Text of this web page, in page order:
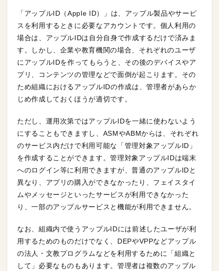
「アップルID（Apple ID）」は、アップル製品やサービ
スを利用するときに必要なアカウントです。個人利用の
場合は、アップルIDは自分自身で作成するだけで済みま
す。しかし、企業や教育機関の場合、それぞれのユーザ
にアップルIDを作ってもらうと、その後のデバイスやア
プリ、コンテンツの管理などで面倒が起こります。その
ため組織におけるアップルIDの作成は、管理者があらか
じめ作成しておくほうが適切です。
ただし、運用次第ではアップルIDを一緒に使わないよう
にすることもできますし、ASMやABMからは、それぞれ
のサービス内だけで利用可能な「管理対象アップルID」
を作成することができます。管理対象アップルIDは端末
へのログイン等に利用できますが、普通のアップルIDと
異なり、アプリの購入ができなかったり、フェイスタイ
ムやメッセージといったサービスが利用できなかった
り、一部のアップルサービスと機能が利用できません。
なお、組織内で使うアップルIDには前述したユーザが利
用するためのものだけでなく、DEPやVPPなどアップル
の法人・文教プログラムなどを利用するために「組織と
して」必要なものもあります。管理者は複数のアップル